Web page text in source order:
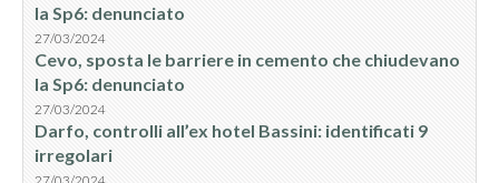
la Sp6: denunciato
27/03/2024
Cevo, sposta le barriere in cemento che chiudevano
la Sp6: denunciato
27/03/2024
Darfo, controlli all’ex hotel Bassini: identificati 9
irregolari